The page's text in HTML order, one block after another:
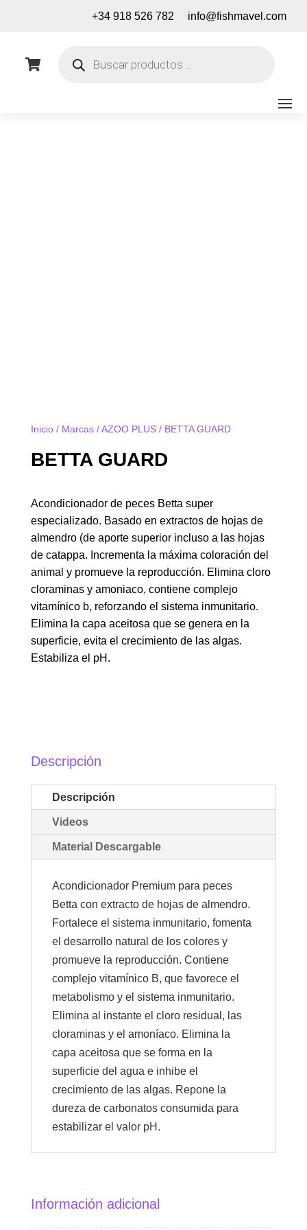
+34 918 526 782 info@fishmavel.com

productos
Inicio/ Marcas/AZOO PLUS/ BETTA GUARD
BETTA GUARD
Acondicionador de peces Betta super
especializado. Basado en extractos de hojas de
almendro (de aporte superior incluso a las hojas
de catappa. Incrementa la máxima coloración del
animal y promueve la reproducción. Elimina cloro
cloraminas y amoniaco, contiene complejo
vitamínico b, reforzando el sistema inmunitario.
Elimina la capa aceitosa que se genera en la
superficie, evita el crecimiento de las algas.
Estabiliza el pH.
Descripción
Descripción
Videos
Material Descargable
Acondicionador Premium para peces
Betta con extracto de hojas de almendro.
Fortalece el sistema inmunitario, fomenta
el desarrollo natural de los colores y
promueve la reproducción. Contiene
complejo vitamínico B, que favorece el
metabolismo y el sistema inmunitario.
Elimina al instante el cloro residual, las
cloraminas y el amoníaco. Elimina la
capa aceitosa que se forma en la
superficie del agua e inhibe el
crecimiento de las algas. Repone la
dureza de carbonatos consumida para
estabilizar el valor pH.
Información adicional